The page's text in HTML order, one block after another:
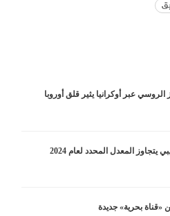
عبر أوكرانيا يثير قلق أوروبا
يتجاوز المعدل المحدد لعام 2024
بحرية» جديدة